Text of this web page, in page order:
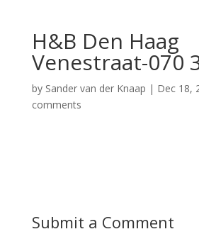
H&B Den Haag
Venestraat-070
by Sander van der Knaap | Dec 18,
comments
Submit a Comment